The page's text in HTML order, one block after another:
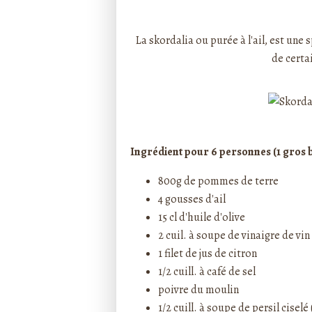
La skordalia ou purée à l'ail, est une
de
Ingrédient pour 6 personnes (1 gros
800g de pommes de terre
4 gousses d'ail
15 cl d'huile d'olive
2 cuil. à soupe de vinaigre de vin
1 filet de jus de citron
1/2 cuill. à café de sel
poivre du moulin
1/2 cuill. à soupe de persil